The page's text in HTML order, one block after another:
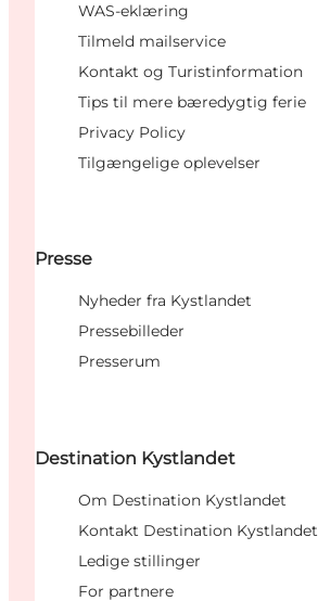
WAS-eklæring
Tilmeld mailservice
Kontakt og Turistinformation
Tips til mere bæredygtig ferie
Privacy Policy
Tilgængelige oplevelser
Presse
Nyheder fra Kystlandet
Pressebilleder
Presserum
Destination Kystlandet
Om Destination Kystlandet
Kontakt Destination Kystlandet
Ledige stillinger
For partnere